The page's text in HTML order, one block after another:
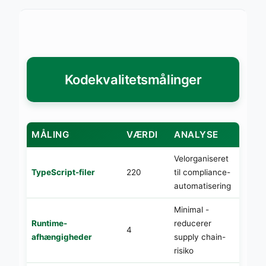
Kodekvalitetsmålinger
MÅLING VÆRDI ANALYSE
TypeScript-filer 220
Velorganiseret
til compliance-
automatisering
Runtime-
afhængigheder
4
Minimal -
reducerer
supply chain-
risiko